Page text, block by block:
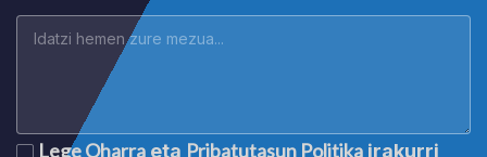
Lege Oharra eta Pribatutasun Politika irakurri